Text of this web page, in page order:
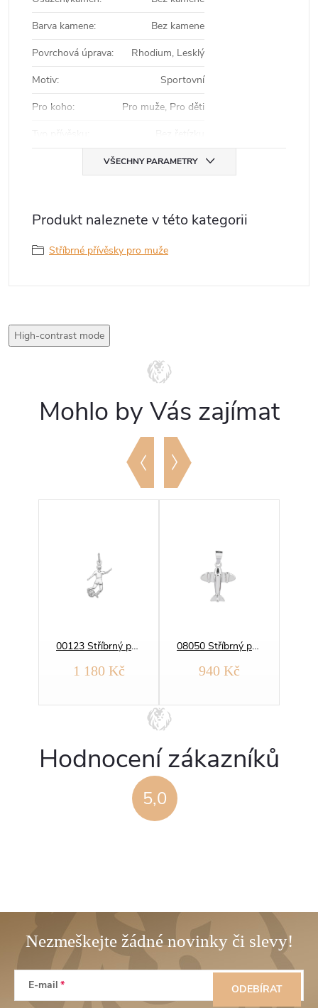
Barva kamene:
Bez kamene
Povrchová úprava:
Rhodium, Lesklý
Motiv:
Sportovní
Pro koho:
Pro muže, Pro děti
VŠECHNY PARAMETRY
Produkt naleznete v této kategorii
Stříbrné přívěsky pro muže
High-contrast mode
Mohlo by Vás zajímat
00123 Stříbrný přívěsek FOTBALISTA
1 180 Kč
08050 Stříbrný přívěsek LETADLO
940 Kč
5,0
Hodnocení zákazníků
Z
E-mail ODEBÍRAT